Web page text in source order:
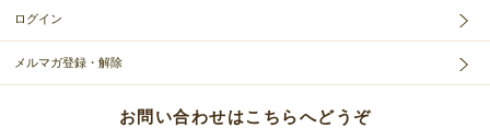
ログイン
メルマガ登録・解除
お問い合わせはこちらへどうぞ